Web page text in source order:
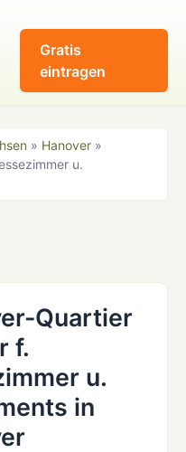
Gratis
eintragen
» Hanover »
u.
Quartier
f.
u.
in